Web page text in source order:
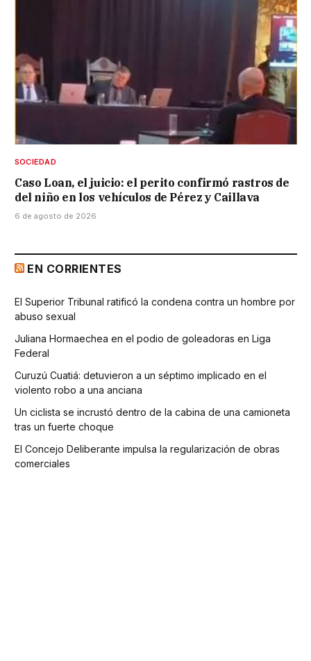
SOCIEDAD
Caso Loan, el juicio: el perito confirmó rastros de
del niño en los vehículos de Pérez y Caillava
6 de agosto de 2026
EN CORRIENTES
El Superior Tribunal ratificó la condena contra un hombre por
abuso sexual
Juliana Hormaechea en el podio de goleadoras en Liga
Federal
Curuzú Cuatiá: detuvieron a un séptimo implicado en el
violento robo a una anciana
Un ciclista se incrustó dentro de la cabina de una camioneta
tras un fuerte choque
El Concejo Deliberante impulsa la regularización de obras
comerciales